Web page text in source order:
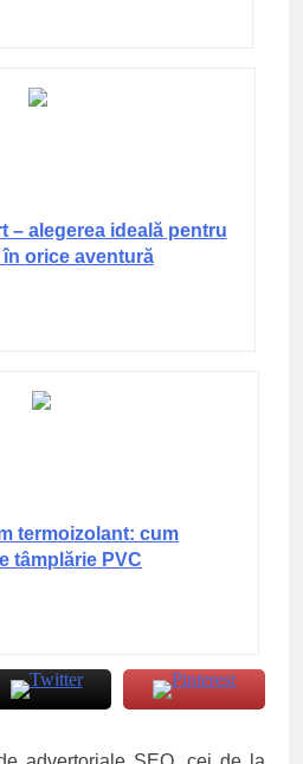
– alegerea ideală pentru
orice aventură
termoizolant: cum
tâmplărie PVC